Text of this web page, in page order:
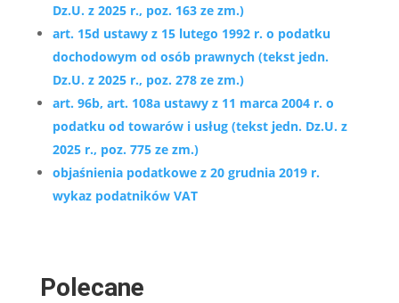
Dz.U. z 2025 r., poz. 163 ze zm.)
art. 15d ustawy z 15 lutego 1992 r. o podatku
dochodowym od osób prawnych (tekst jedn.
Dz.U. z 2025 r., poz. 278 ze zm.)
art. 96b, art. 108a ustawy z 11 marca 2004 r. o
podatku od towarów i usług (tekst jedn. Dz.U. z
2025 r., poz. 775 ze zm.)
objaśnienia podatkowe z 20 grudnia 2019 r.
wykaz podatników VAT
Polecane